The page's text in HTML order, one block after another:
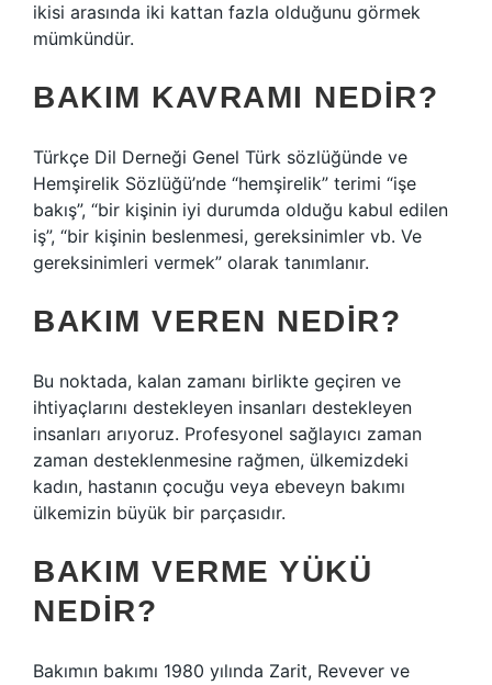
ikisi arasında iki kattan fazla olduğunu görmek
mümkündür.
BAKIM KAVRAMI NEDIR?
Türkçe Dil Derneği Genel Türk sözlüğünde ve
Hemşirelik Sözlüğü’nde “hemşirelik” terimi “işe
bakış”, “bir kişinin iyi durumda olduğu kabul edilen
iş”, “bir kişinin beslenmesi, gereksinimler vb. Ve
gereksinimleri vermek” olarak tanımlanır.
BAKIM VEREN NEDIR?
Bu noktada, kalan zamanı birlikte geçiren ve
ihtiyaçlarını destekleyen insanları destekleyen
insanları arıyoruz. Profesyonel sağlayıcı zaman
zaman desteklenmesine rağmen, ülkemizdeki
kadın, hastanın çocuğu veya ebeveyn bakımı
ülkemizin büyük bir parçasıdır.
BAKIM VERME YÜKÜ
NEDIR?
Bakımın bakımı 1980 yılında Zarit, Revever ve